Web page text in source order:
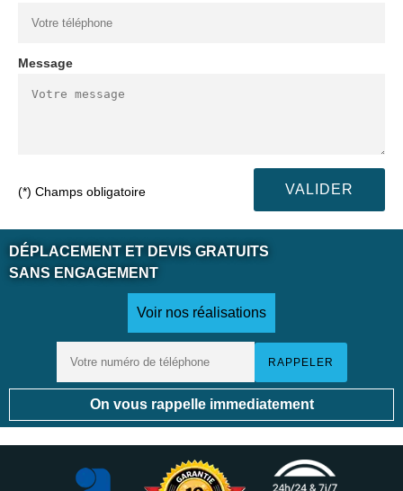
Message
(*) Champs obligatoire
DÉPLACEMENT ET DEVIS GRATUITS
SANS ENGAGEMENT
Voir nos réalisations
On vous rappelle immediatement